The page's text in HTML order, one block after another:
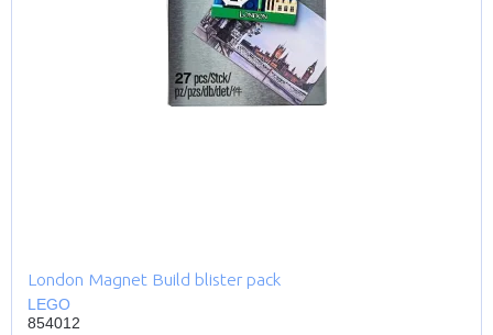
London Magnet Build blister pack
LEGO
854012